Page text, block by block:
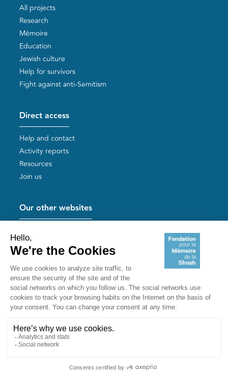
All projects
Research
Mémoire
Education
Jewish culture
Help for survivors
Fight against anti-Semitism
Direct access
Help and contact
Activity reports
Resources
Join us
Our other websites
Mémoires vives
Useful links
Shoah Memorial
The Milles camp
Akadem
mahJ